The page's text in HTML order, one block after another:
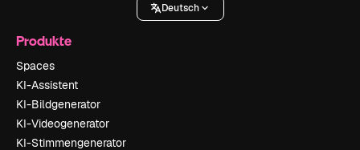
Deutsch
Produkte
Spaces
KI-Assistent
KI-Bildgenerator
KI-Videogenerator
KI-Stimmengenerator